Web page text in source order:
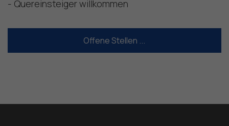
- Quereinsteiger willkommen
Offene Stellen ...